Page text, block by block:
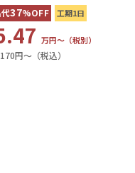
37%OFF 工期1日
万円〜（税別）
円〜（税込）